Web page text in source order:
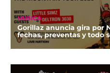
MÚSICA
Gorillaz anuncia gira por
fechas, preventas y todo